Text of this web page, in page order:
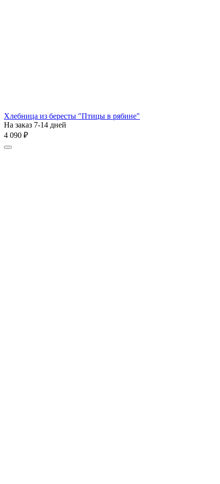
Хлебница из бересты "Птицы в рябине"
На заказ 7-14 дней
4 090 ₽